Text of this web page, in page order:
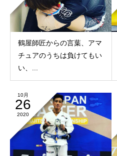
鶴屋師匠からの言葉、アマ
チュアのうちは負けてもい
い、...
10月
26
2020